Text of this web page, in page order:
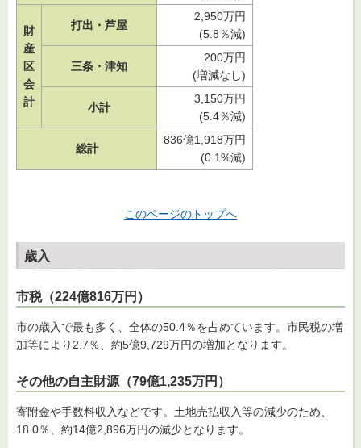
財
産
区
会
計
打出・芦屋
2,950万円
(5.8％減)
三条・津知
200万円
(増減なし)
小計
3,150万円
(5.4％減)
総計
836億1,918万円
(0.1%減)
このページのトップへ
歳入
市税（224億816万円）
市の歳入で最も多く、全体の50.4％を占めています。市民税の増
加等により2.7％、約5億9,729万円の増加となります。
その他の自主財源（79億1,235万円）
寄附金や手数料収入などです。土地売払収入等の減少のため、
18.0％、約14億2,896万円の減少となります。